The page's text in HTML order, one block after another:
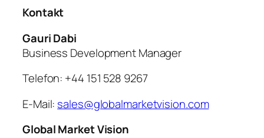
Kontakt
Gauri Dabi
Business Development Manager
Telefon: +44 151 528 9267
E-Mail: sales@globalmarketvision.com
Global Market Vision